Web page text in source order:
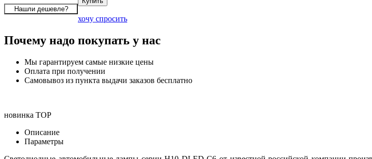
хочу спросить
Почему надо покупать у нас
Мы гарантируем самые низкие цены
Оплата при получении
Самовывоз из пункта выдачи заказов бесплатно
новинка TOP
Описание
Параметры